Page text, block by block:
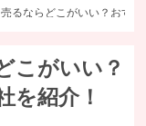
るならどこがいい？おす
こがいい？
を紹介！